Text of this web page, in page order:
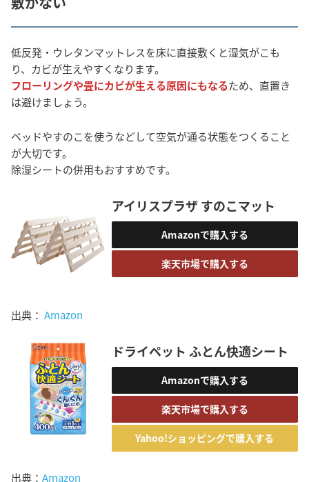
低反発・ウレタンマットレスを床に直接敷くと湿気がこも
り、カビが生えやすくなります。
フローリングや畳にカビが生える原因にもなるため、直置き
は避けましょう。
ベッドやすのこを使うなどして空気が通る状態をつくること
が大切です。
除湿シートの併用もおすすめです。
アイリスプラザ すのこマット
Amazonで購入する
楽天市場で購入する
出典： Amazon
ドライペット ふとん快適シート
Amazonで購入する
楽天市場で購入する
Yahoo!ショッピングで購入する
出典： Amazon